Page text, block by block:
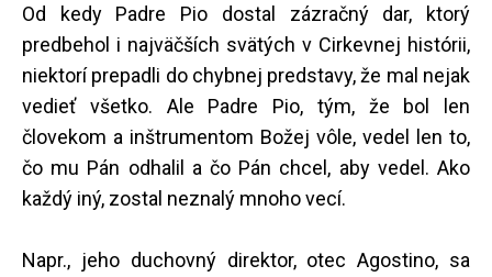
Od kedy Padre Pio dostal zázračný dar, ktorý
predbehol i najväčších svätých v Cirkevnej histórii,
niektorí prepadli do chybnej predstavy, že mal nejak
vedieť všetko. Ale Padre Pio, tým, že bol len
človekom a inštrumentom Božej vôle, vedel len to,
čo mu Pán odhalil a čo Pán chcel, aby vedel. Ako
každý iný, zostal neznalý mnoho vecí.
Napr., jeho duchovný direktor, otec Agostino, sa